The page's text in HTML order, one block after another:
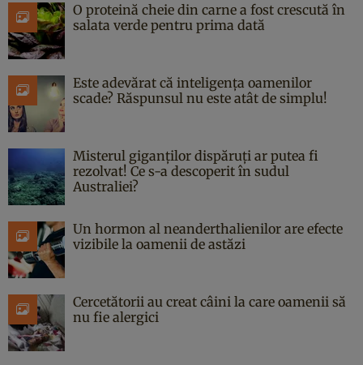
O proteină cheie din carne a fost crescută în
salata verde pentru prima dată
Este adevărat că inteligența oamenilor
scade? Răspunsul nu este atât de simplu!
Misterul giganților dispăruți ar putea fi
rezolvat! Ce s-a descoperit în sudul
Australiei?
Un hormon al neanderthalienilor are efecte
vizibile la oamenii de astăzi
Cercetătorii au creat câini la care oamenii să
nu fie alergici